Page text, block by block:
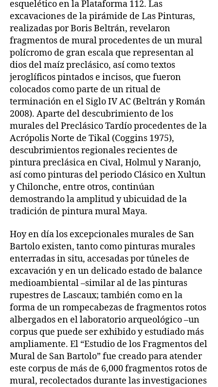
esquelético en la Plataforma 112. Las
excavaciones de la pirámide de Las Pinturas,
realizadas por Boris Beltrán, revelaron
fragmentos de mural procedentes de un mural
polícromo de gran escala que representan al
dios del maíz preclásico, así como textos
jeroglíficos pintados e incisos, que fueron
colocados como parte de un ritual de
terminación en el Siglo IV AC (Beltrán y Román
2008). Aparte del descubrimiento de los
murales del Preclásico Tardío procedentes de la
Acrópolis Norte de Tikal (Coggins 1975),
descubrimientos regionales recientes de
pintura preclásica en Cival, Holmul y Naranjo,
así como pinturas del periodo Clásico en Xultun
y Chilonche, entre otros, continúan
demostrando la amplitud y ubicuidad de la
tradición de pintura mural Maya.
Hoy en día los excepcionales murales de San
Bartolo existen, tanto como pinturas murales
enterradas in situ, accesadas por túneles de
excavación y en un delicado estado de balance
medioambiental –similar al de las pinturas
rupestres de Lascaux; también como en la
forma de un rompecabezas de fragmentos rotos
albergados en el laboratorio arqueológico –un
corpus que puede ser exhibido y estudiado más
ampliamente. El “Estudio de los Fragmentos del
Mural de San Bartolo” fue creado para atender
este corpus de más de 6,000 fragmentos rotos de
mural, recolectados durante las investigaciones